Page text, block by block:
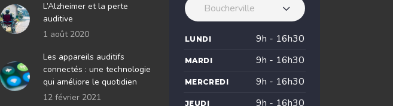
L’Alzheimer et la perte
auditive
1 août 2020
Les appareils auditifs
connectés : une technologie
qui améliore le quotidien
12 février 2021
Boucherville
LUNDI 9h - 16h30
MARDI 9h - 16h30
MERCREDI 9h - 16h30
JEUDI 9h - 16h30